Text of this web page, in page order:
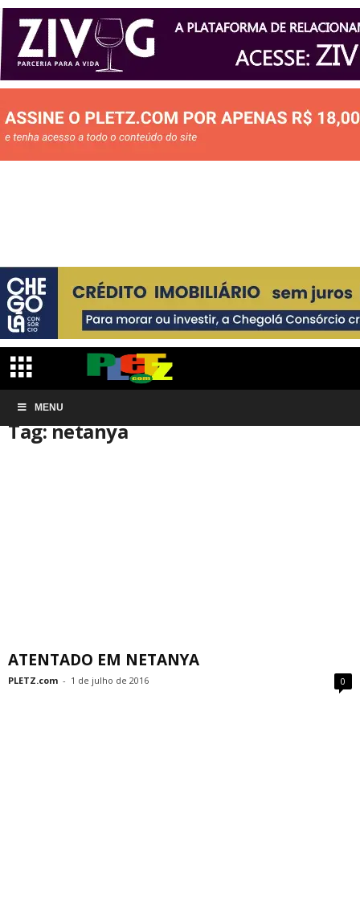
MENU
Início Tags
Tag: netanya
ATENTADO EM NETANYA
PLETZ.com - 1 de julho de 2016 0